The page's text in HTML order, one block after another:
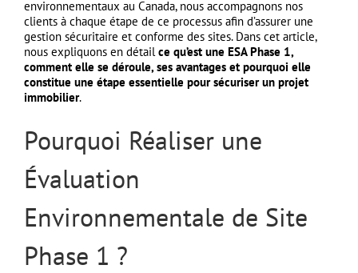
environnementaux au Canada, nous accompagnons nos
clients à chaque étape de ce processus afin d’assurer une
gestion sécuritaire et conforme des sites. Dans cet article,
nous expliquons en détail ce qu’est une ESA Phase 1,
comment elle se déroule, ses avantages et pourquoi elle
constitue une étape essentielle pour sécuriser un projet
immobilier.
Pourquoi Réaliser une
Évaluation
Environnementale de Site
Phase 1 ?